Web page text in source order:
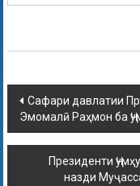
Сафари давлатии
Эмомалӣ Раҳмон ба
Президенти
назди